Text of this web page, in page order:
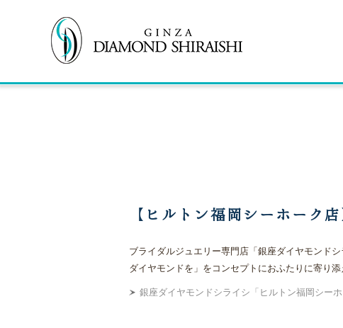
【ヒルトン福岡シーホーク
ブライダルジュエリー専門店「銀座ダイヤモンド
ダイヤモンドを」をコンセプトにおふたりに寄り
銀座ダイヤモンドシライシ「ヒルトン福岡シー